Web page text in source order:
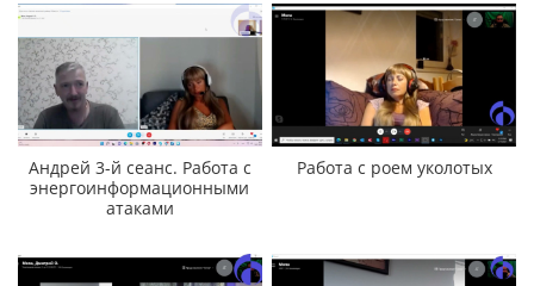
Андрей 3-й сеанс. Работа с
энергоинформационными
атаками
Работа с роем уколотых